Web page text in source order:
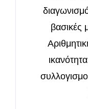
βασικές